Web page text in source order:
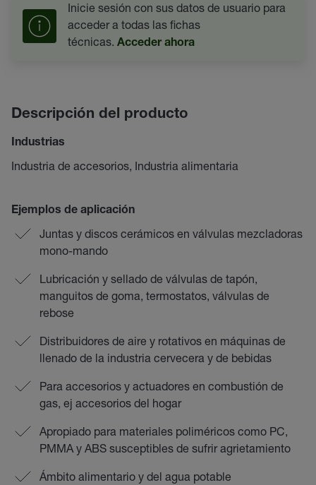
Inicie sesión con sus datos de usuario para
acceder a todas las fichas
técnicas. Acceder ahora
Descripción del producto
Industrias
Industria de accesorios, Industria alimentaria
Ejemplos de aplicación
Juntas y discos cerámicos en válvulas mezcladoras
mono-mando
Lubricación y sellado de válvulas de tapón,
manguitos de goma, termostatos, válvulas de
rebose
Distribuidores de aire y rotativos en máquinas de
llenado de la industria cervecera y de bebidas
Para accesorios y actuadores en combustión de
gas, ej accesorios del hogar
Apropiado para materiales poliméricos como PC,
PMMA y ABS susceptibles de sufrir agrietamiento
Ámbito alimentario y del agua potable